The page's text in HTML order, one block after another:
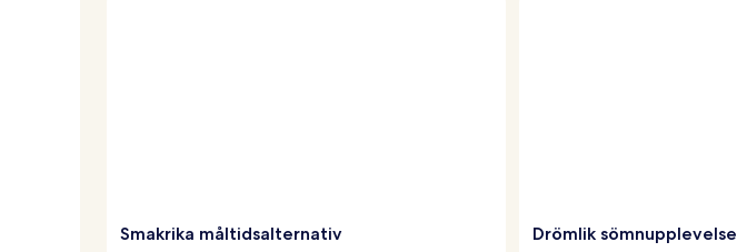
Smakrika måltidsalternativ Drömlik sömnupplevelse